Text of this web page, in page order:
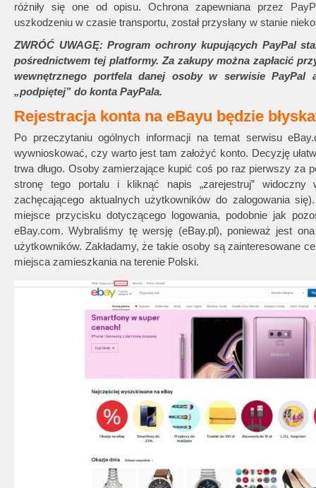
różniły się one od opisu. Ochrona zapewniana przez
uszkodzeniu w czasie transportu, został przysłany w stanie
ZWRÓĆ UWAGĘ: Program ochrony kupujących PayPal
pośrednictwem tej platformy. Za zakupy można zapłacić
wewnętrznego portfela danej osoby w serwisie PayPal
„podpiętej” do konta PayPala.
Rejestracja konta na eBayu będzie
Po przeczytaniu ogólnych informacji na temat serwisu
wywnioskować, czy warto jest tam założyć konto. Decyzję
trwa długo. Osoby zamierzające kupić coś po raz pierwszy za
stronę tego portalu i kliknąć napis „zarejestruj”
zachęcającego aktualnych użytkowników do zalogowania
miejsce przycisku dotyczącego logowania, podobnie jak
eBay.com. Wybraliśmy tę wersję (eBay.pl), ponieważ jest
użytkowników. Zakładamy, że takie osoby są zainteresowane
miejsca zamieszkania na terenie Polski.